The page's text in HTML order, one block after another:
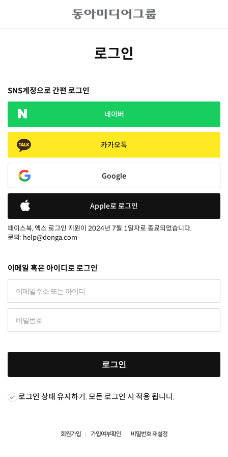
로그인
SNS계정으로 간편 로그인
네이버
카카오톡
Google
Apple로 로그인
페이스북, 엑스 로그인 지원이 2024년 7월 1일자로 종료되었습니다.
문의: help@donga.com
이메일 혹은 아이디로 로그인
로그인
로그인 상태 유지하기. 모든 로그인 시 적용 됩니다.
회원가입 가입여부확인 비밀번호 재설정